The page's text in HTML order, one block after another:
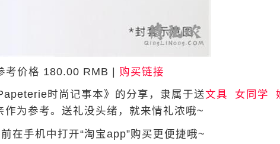
考价格 180.00 RMB | 购买链接
时尚记事本》的分享，隶属于送文具 女同学
为参考。送礼没头绪，就来情礼浓哦~
在手机中打开“淘宝app”购买更便捷哦~